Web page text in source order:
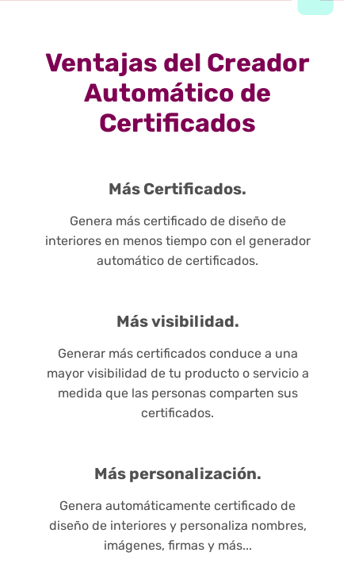
Ventajas del Creador
Automático de
Certificados
Más Certificados.
Genera más certificado de diseño de
interiores en menos tiempo con el generador
automático de certificados.
Más visibilidad.
Generar más certificados conduce a una
mayor visibilidad de tu producto o servicio a
medida que las personas comparten sus
certificados.
Más personalización.
Genera automáticamente certificado de
diseño de interiores y personaliza nombres,
imágenes, firmas y más...